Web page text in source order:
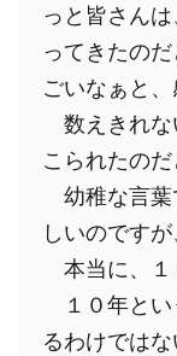
っと皆さん
ってきたの
ごいなぁと、
数えきれな
こられたのだ
幼稚な言葉
しいのです
本当に、１
１０年とい
るわけではな